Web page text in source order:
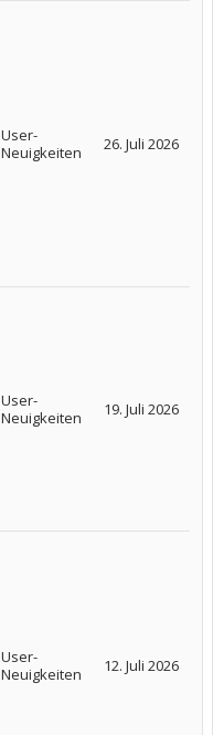
User-
Neuigkeiten
26. Juli 2026
User-
Neuigkeiten
19. Juli 2026
User-
Neuigkeiten
12. Juli 2026